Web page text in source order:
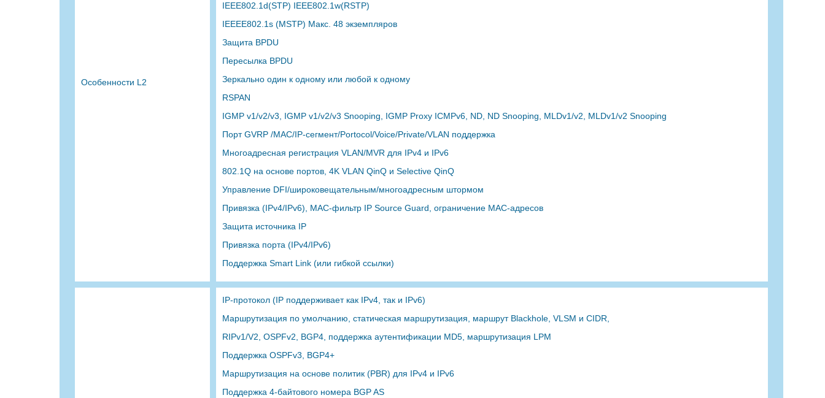
Особенности L2
IEEE802.1d(STP) IEEE802.1w(RSTP)
IEEEE802.1s (MSTP) Макс. 48 экземпляров
Защита BPDU
Пересылка BPDU
Зеркально один к одному или любой к одному
RSPAN
IGMP v1/v2/v3, IGMP v1/v2/v3 Snooping, IGMP Proxy ICMPv6, ND, ND Snooping, MLDv1/v2, MLDv1/v2 Snooping
Порт GVRP /MAC/IP-сегмент/Portocol/Voice/Private/VLAN поддержка
Многоадресная регистрация VLAN/MVR для IPv4 и IPv6
802.1Q на основе портов, 4K VLAN QinQ и Selective QinQ
Управление DFI/широковещательным/многоадресным штормом
Привязка (IPv4/IPv6), MAC-фильтр IP Source Guard, ограничение MAC-адресов
Защита источника IP
Привязка порта (IPv4/IPv6)
Поддержка Smart Link (или гибкой ссылки)
IP-протокол (IP поддерживает как IPv4, так и IPv6)
Маршрутизация по умолчанию, статическая маршрутизация, маршрут Blackhole, VLSM и CIDR,
RIPv1/V2, OSPFv2, BGP4, поддержка аутентификации MD5, маршрутизация LPM
Поддержка OSPFv3, BGP4+
Маршрутизация на основе политик (PBR) для IPv4 и IPv6
Поддержка 4-байтового номера BGP AS